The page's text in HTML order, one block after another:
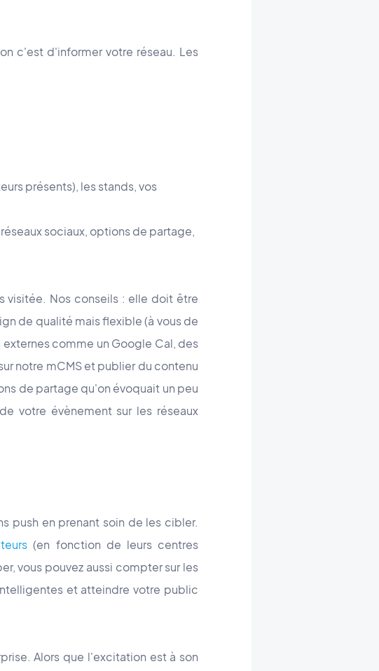
c'est d'informer votre réseau. Les
présents), les stands, vos
sociaux, options de partage,
visitée. Nos conseils : elle doit être
de qualité mais flexible (à vous de
comme un Google Cal, des
notre mCMS et publier du contenu
de partage qu'on évoquait un peu
votre évènement sur les réseaux
push en prenant soin de les cibler.
(en fonction de leurs centres
vous pouvez aussi compter sur les
et atteindre votre public
Alors que l'excitation est à son